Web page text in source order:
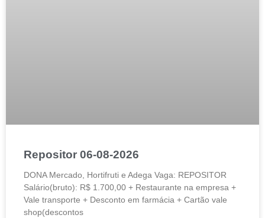
Repositor 06-08-2026
DONA Mercado, Hortifruti e Adega Vaga: REPOSITOR
Salário(bruto): R$ 1.700,00 + Restaurante na empresa +
Vale transporte + Desconto em farmácia + Cartão vale
shop(descontos